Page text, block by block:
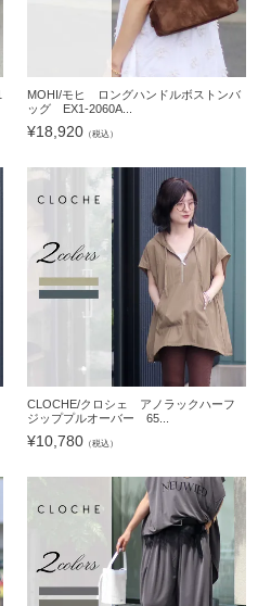
MOHI/モヒ ロングハンドルボストンバ
ッグ EX1-2060A...
¥18,920 （税込）
CLOCHE/クロシェ アノラックハーフ
ジッププルオーバー 65...
¥10,780 （税込）